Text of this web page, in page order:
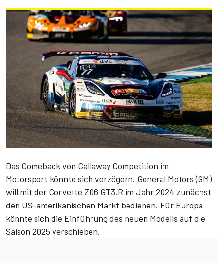
Das Comeback von Callaway Competition im
Motorsport könnte sich verzögern. General Motors (GM)
will mit der Corvette Z06 GT3.R im Jahr 2024 zunächst
den US-amerikanischen Markt bedienen. Für Europa
könnte sich die Einführung des neuen Modells auf die
Saison 2025 verschieben.